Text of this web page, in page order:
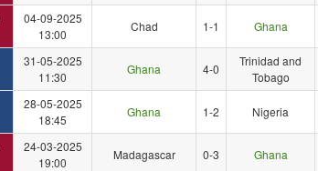
04-09-2025
13:00
Chad 1-1 Ghana
31-05-2025
11:30
Ghana 4-0
Trinidad and
Tobago
28-05-2025
18:45
Ghana 1-2 Nigeria
24-03-2025
19:00
Madagascar 0-3 Ghana